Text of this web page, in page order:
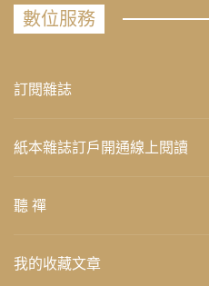
數位服務
訂閱雜誌
紙本雜誌訂戶開通線上閱讀
聽 禪
我的收藏文章